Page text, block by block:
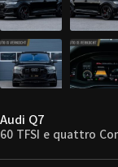
Audi Q7
60 TFSI e quattro